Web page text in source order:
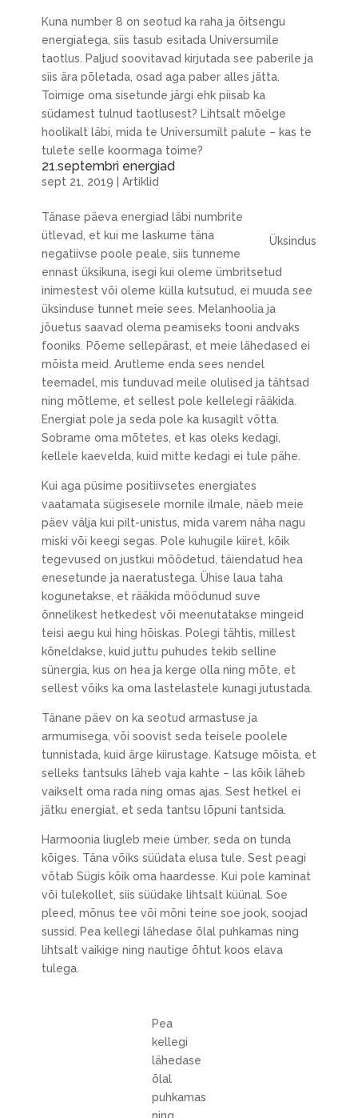
Kuna number 8 on seotud ka raha ja õitsengu
energiatega, siis tasub esitada Universumile
taotlus. Paljud soovitavad kirjutada see paberile ja
siis ära põletada, osad aga paber alles jätta.
Toimige oma sisetunde järgi ehk piisab ka
südamest tulnud taotlusest? Lihtsalt mõelge
hoolikalt läbi, mida te Universumilt palute – kas te
tulete selle koormaga toime?
21.septembri energiad
sept 21, 2019 Artiklid
Üksindus
Tänase päeva energiad läbi numbrite
ütlevad, et kui me laskume täna
negatiivse poole peale, siis tunneme
ennast üksikuna, isegi kui oleme ümbritsetud
inimestest või oleme külla kutsutud, ei muuda see
üksinduse tunnet meie sees. Melanhoolia ja
jõuetus saavad olema peamiseks tooni andvaks
fooniks. Põeme sellepärast, et meie lähedased ei
mõista meid. Arutleme enda sees nendel
teemadel, mis tunduvad meile olulised ja tähtsad
ning mõtleme, et sellest pole kellelegi rääkida.
Energiat pole ja seda pole ka kusagilt võtta.
Sobrame oma mõtetes, et kas oleks kedagi,
kellele kaevelda, kuid mitte kedagi ei tule pähe.
Kui aga püsime positiivsetes energiates
vaatamata sügisesele mornile ilmale, näeb meie
päev välja kui pilt-unistus, mida varem näha nagu
miski või keegi segas. Pole kuhugile kiiret, kõik
tegevused on justkui mõõdetud, täiendatud hea
enesetunde ja naeratustega. Ühise laua taha
kogunetakse, et rääkida möödunud suve
õnnelikest hetkedest või meenutatakse mingeid
teisi aegu kui hing hõiskas. Polegi tähtis, millest
kõneldakse, kuid juttu puhudes tekib selline
sünergia, kus on hea ja kerge olla ning mõte, et
sellest võiks ka oma lastelastele kunagi jutustada.
Tänane päev on ka seotud armastuse ja
armumisega, või soovist seda teisele poolele
tunnistada, kuid ärge kiirustage. Katsuge mõista, et
selleks tantsuks läheb vaja kahte – las kõik läheb
vaikselt oma rada ning omas ajas. Sest hetkel ei
jätku energiat, et seda tantsu lõpuni tantsida.
Harmoonia liugleb meie ümber, seda on tunda
kõiges. Täna võiks süüdata elusa tule. Sest peagi
võtab Sügis kõik oma haardesse. Kui pole kaminat
või tulekollet, siis süüdake lihtsalt küünal. Soe
pleed, mõnus tee või mõni teine soe jook, soojad
sussid. Pea kellegi lähedase õlal puhkamas ning
lihtsalt vaikige ning nautige õhtut koos elava
tulega.
Pea
kellegi
lähedase
õlal
puhkamas